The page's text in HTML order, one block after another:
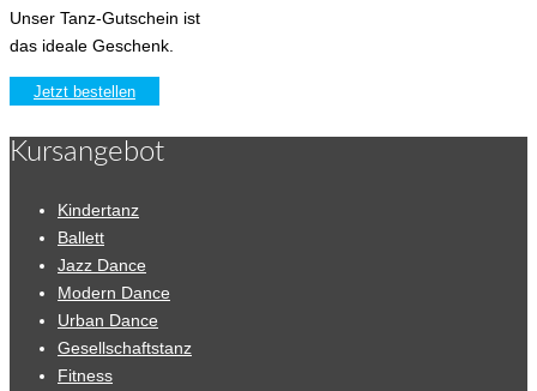
Unser Tanz-Gutschein ist
das ideale Geschenk.
Jetzt bestellen
Kursangebot
Kindertanz
Ballett
Jazz Dance
Modern Dance
Urban Dance
Gesellschaftstanz
Fitness